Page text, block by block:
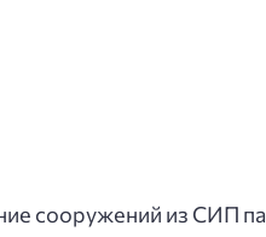
сооружений из СИП